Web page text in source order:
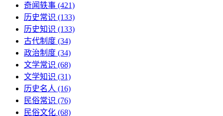
奇闻轶事 (421)
历史常识 (133)
历史知识 (133)
古代制度 (34)
政治制度 (34)
文学常识 (68)
文学知识 (31)
历史名人 (16)
民俗常识 (76)
民俗文化 (68)